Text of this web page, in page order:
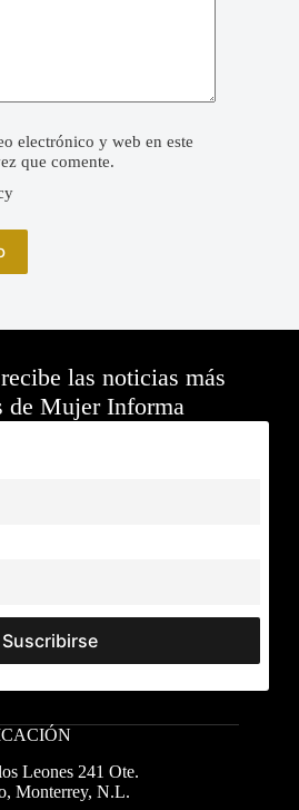
electrónico y web en este
que comente.
las noticias más
de Mujer Informa
Leones 241 Ote.
Monterrey, N.L.